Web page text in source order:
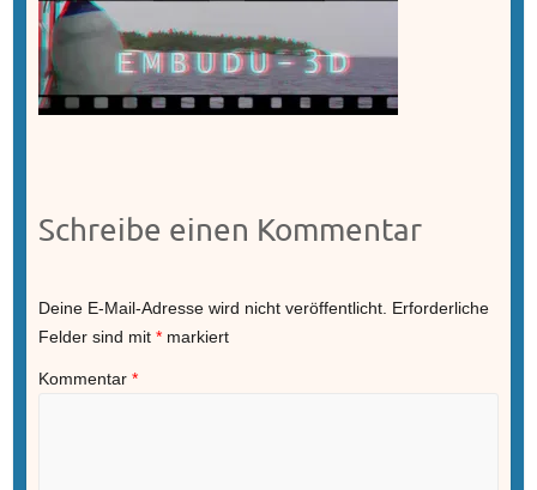
Schreibe einen Kommentar
Deine E-Mail-Adresse wird nicht veröffentlicht. Erforderliche
Felder sind mit *markiert
Kommentar *